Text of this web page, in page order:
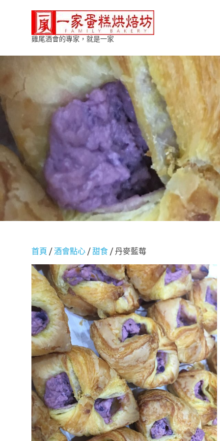
家
蛋
糕
烘
焙
坊
雞尾酒會的專家，就是一家
首頁 /酒會點心 /甜食 / 丹麥藍莓